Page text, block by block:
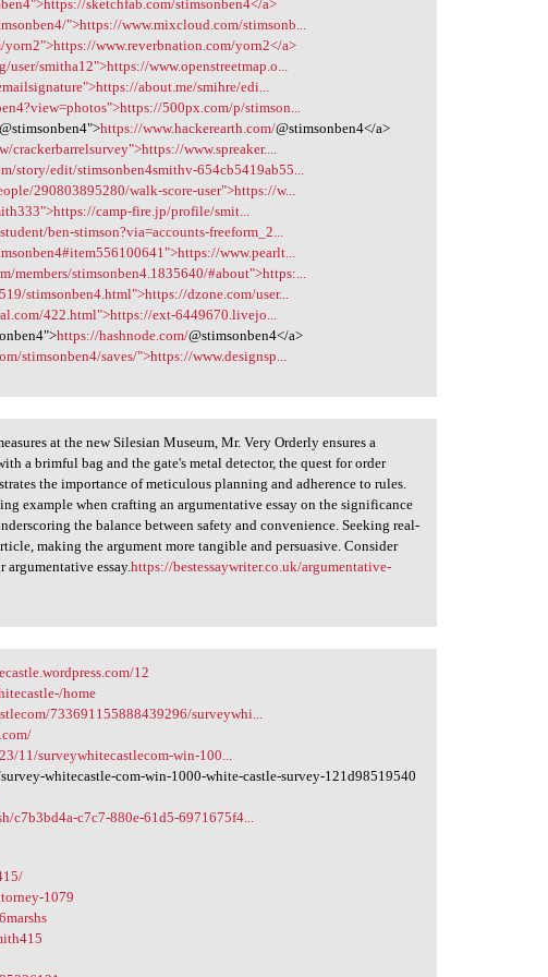
sketchfab.com/stimsonben4</a>
">https://www.mixcloud.com/stimsonb...
www.reverbnation.com/yorn2</a>
user/smitha12">https://www.openstreetmap.o...
about.me/smihre/edi...
500px.com/p/stimson...
@stimsonben4">https://www.hackerearth.com/@stimsonben4</a>
crackerbarrelsurvey">https://www.spreaker....
story/edit/stimsonben4smithv-654cb5419ab55...
290803895280/walk-score-user">https://w...
camp-fire.jp/profile/smit...
ben-stimson?via=accounts-freeform_2...
www.pearlt...
members/stimsonben4.1835640/#about">https:...
stimsonben4.html">https://dzone.com/user...
422.html">https://ext-6449670.livejo...
https://hashnode.com/@stimsonben4</a>
stimsonben4/saves/">https://www.designsp...
at the new Silesian Museum, Mr. Very Orderly ensures a
a brimful bag and the gate's metal detector, the quest for order
the importance of meticulous planning and adherence to rules.
example when crafting an argumentative essay on the significance
the balance between safety and convenience. Seeking real-
making the argument more tangible and persuasive. Consider
essay.https://bestessaywriter.co.uk/argumentative-
12
home
733691155888439296/surveywhi...
11/surveywhitecastlecom-win-100...
whitecastle-com-win-1000-white-castle-survey-121d98519540
c7b3bd4a-c7c7-880e-61d5-6971675f4...
1079